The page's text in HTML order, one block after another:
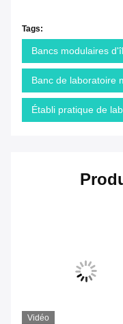
Tags:
Bancs modulaires
Banc de laboratoire
Établi pratique de